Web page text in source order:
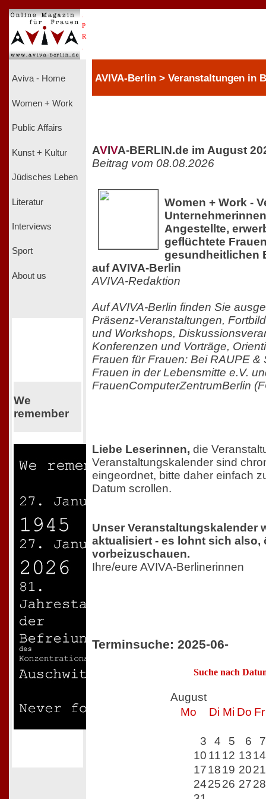
P
R
Aviva - Home
Women + Work
Public Affairs
Kunst + Kultur
Jüdisches Leben
Literatur
Interviews
Sport
About us
We
remember
AVIVA-Berlin > Veranstaltungen in
AVIVA-BERLIN.de im August
Beitrag vom 08.08.2026
Women + Work -
Angestellte,
geflüchtete
gesundheitlichen
auf AVIVA-Berlin
AVIVA-Redaktion
Auf AVIVA-Berlin finden Sie
Präsenz-Veranstaltungen,
und Workshops,
Konferenzen und Vorträge,
Frauen für Frauen: Bei RAUPE &
Frauen in der Lebensmitte e.V.
FrauenComputerZentrumBerlin
Liebe Leserinnen, die
Veranstaltungskalender sind
eingeordnet, bitte daher einfach
Datum scrollen.
Unser Veranstaltungskalender
aktualisiert - es lohnt sich also,
vorbeizuschauen.
Ihre/eure AVIVA-Berlinerinnen
Terminsuche: 2025-06-
Suche nach
August
Mo
Di Mi Do Fr
3 4 5 6
7
10 1112 1314
171819 2021
242526 2728